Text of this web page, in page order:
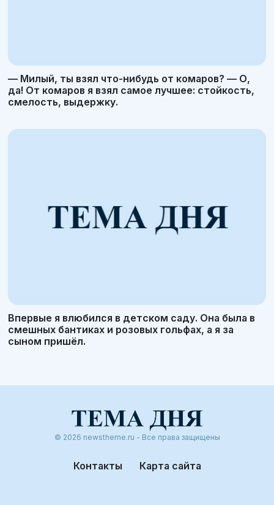
— Милый, ты взял что-нибудь от комаров? — О,
да! От комаров я взял самое лучшее: стойкость,
смелость, выдержку.
Впервые я влюбился в детском саду. Она была в
смешных бантиках и розовых гольфах, а я за
сыном пришёл.
© 2026 newstheme.ru - Все права защищены
Контакты Карта сайта